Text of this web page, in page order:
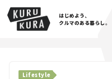
はじめよう、
クルマのある暮らし。
Lifestyle